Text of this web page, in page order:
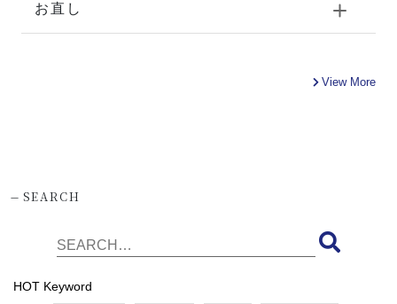
お直し
View More
-SEARCH
HOT Keyword